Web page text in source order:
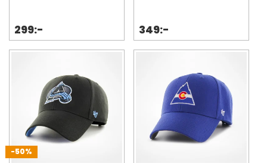
299:- 349:-
-50%